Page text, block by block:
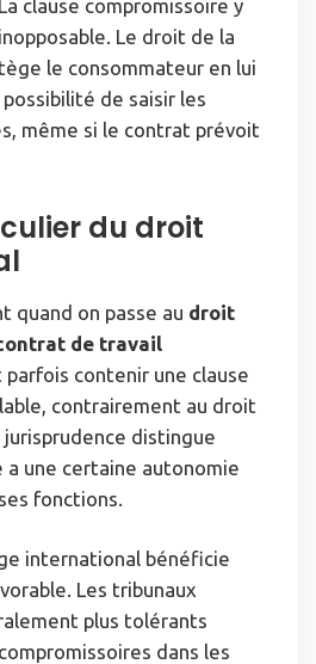
clause compromissoire y
Le droit de la
le consommateur en lui
de saisir les
même si le contrat prévoit
du droit
quand on passe au droit
de travail
parfois contenir une clause
contrairement au droit
distingue
a une certaine autonomie
fonctions.
international bénéficie
Les tribunaux
plus tolérants
dans les